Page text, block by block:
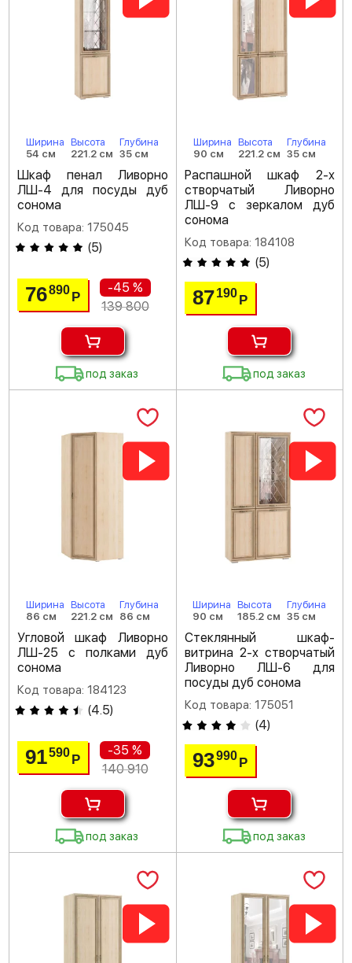
Ширина
54 см
Высота
221.2 см
Глубина
35 см
Шкаф пенал Ливорно
ЛШ-4 для посуды дуб
сонома
Код товара: 175045
(5)
76890Р
-45 %
139 800
под заказ
Ширина
90 см
Высота
221.2 см
Глубина
35 см
Распашной шкаф 2-х
створчатый Ливорно
ЛШ-9 с зеркалом дуб
сонома
Код товара: 184108
(5)
87 190 Р
под заказ
Ширина
86 см
Высота
221.2 см
Глубина
86 см
Угловой шкаф Ливорно
ЛШ-25 с полками дуб
сонома
Код товара: 184123
(4.5)
91590Р
-35 %
140 910
под заказ
Ширина
90 см
Высота
185.2 см
Глубина
35 см
Стеклянный шкаф-
витрина 2-х створчатый
Ливорно ЛШ-6 для
посуды дуб сонома
Код товара: 175051
(4)
93990 Р
под заказ